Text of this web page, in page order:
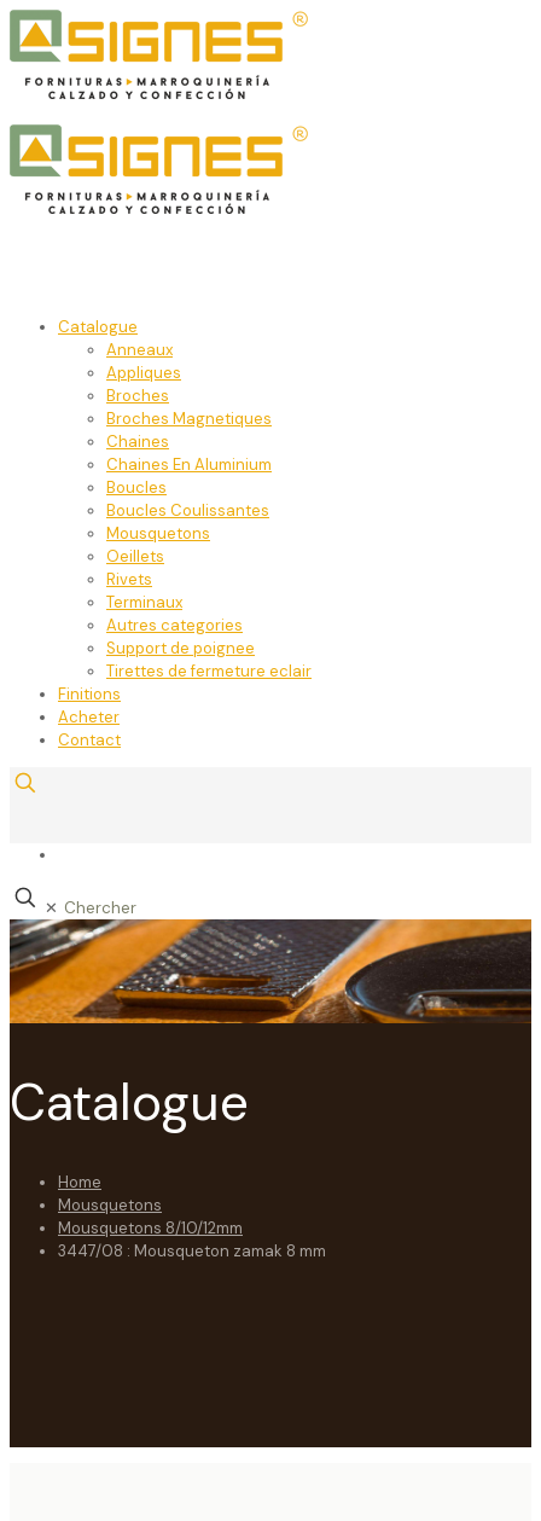
Catalogue
Anneaux
Appliques
Broches
Broches Magnetiques
Chaines
Chaines En Aluminium
Boucles
Boucles Coulissantes
Mousquetons
Oeillets
Rivets
Terminaux
Autres categories
Support de poignee
Tirettes de fermeture eclair
Finitions
Acheter
Contact
✕
Catalogue
Home
Mousquetons
Mousquetons 8/10/12mm
3447/08 : Mousqueton zamak 8 mm